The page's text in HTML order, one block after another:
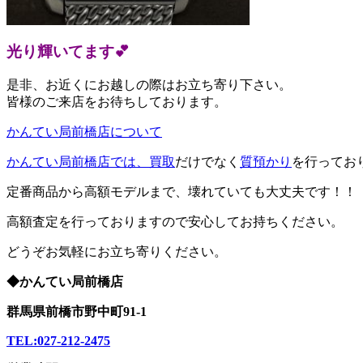
光り輝いてます💕
是非、お近くにお越しの際はお立ち寄り下さい。
皆様のご来店をお待ちしております。
かんてい局前橋店について
かんてい局前橋店では、 買取だけでなく 質預かり を行ってお
定番商品から高額モデルまで、壊れていても大丈夫です！！
高額査定を行っておりますので安心してお持ちください。
どうぞお気軽にお立ち寄りください。
◆かんてい局前橋店
群馬県前橋市野中町91-1
TEL:027-212-2475